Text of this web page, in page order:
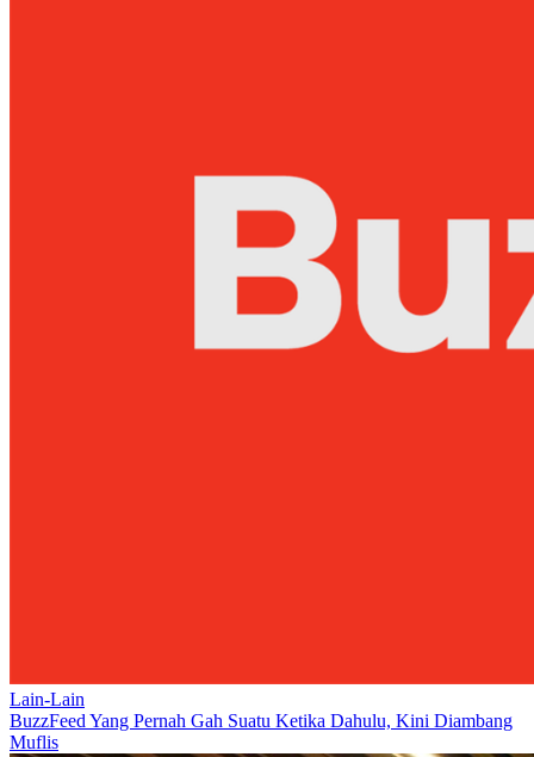
Lain-Lain
BuzzFeed Yang Pernah Gah Suatu Ketika Dahulu, Kini Diambang
Muflis